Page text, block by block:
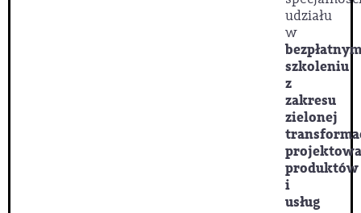
udziału
w
bezpłatnym
szkoleniu
z
zakresu
zielonej
produktów
i
usług